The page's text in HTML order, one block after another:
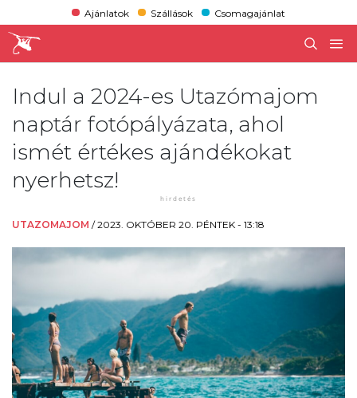
Ajánlatok Szállások Csomagajánlat
Indul a 2024-es Utazómajom
naptár fotópályázata, ahol
ismét értékes ajándékokat
nyerhetsz!
UTAZOMAJOM /2023. OKTÓBER 20. PÉNTEK - 13:18